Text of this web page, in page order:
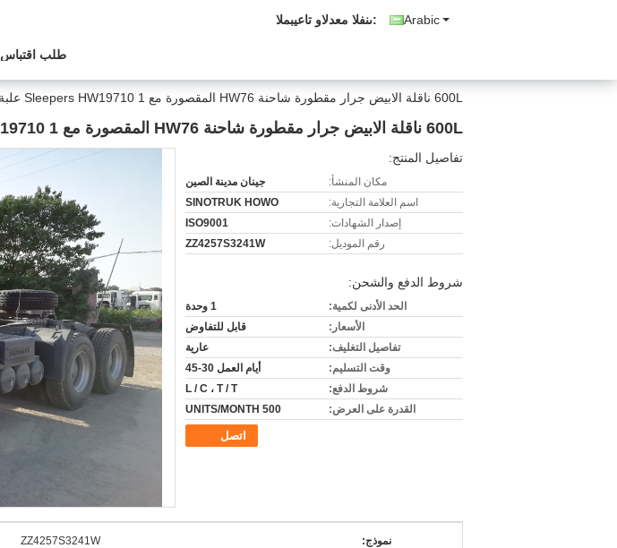
Arabic المبيعات والدعم الفنى:
طلب اقتباس
600L ناقلة الابيض جرار مقطورة شاحنة HW76 المقصورة مع 1 Sleepers HW19710 علبة التروس
600L ناقلة الابيض جرار مقطورة شاحنة HW76 المقصورة مع 1 Sleepers HW19710 علبة التروس
تفاصيل المنتج:
مكان المنشأ:
جينان مدينة الصين
اسم العلامة التجارية:
SINOTRUK HOWO
إصدار الشهادات:
ISO9001
رقم الموديل:
ZZ4257S3241W
شروط الدفع والشحن:
الحد الأدنى لكمية:
1 وحدة
الأسعار:
قابل للتفاوض
تفاصيل التغليف:
عارية
وقت التسليم:
أيام العمل 30-45
شروط الدفع:
L / C ، T / T
القدرة على العرض:
500 UNITS/MONTH
اتصل
نموذج: ZZ4257S3241W